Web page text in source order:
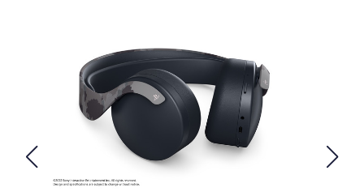
公式ストア
FOLLOW US